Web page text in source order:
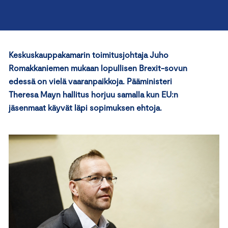
Keskuskauppakamarin toimitusjohtaja Juho
Romakkaniemen mukaan lopullisen Brexit-sovun
edessä on vielä vaaranpaikkoja. Pääministeri
Theresa Mayn hallitus horjuu samalla kun EU:n
jäsenmaat käyvät läpi sopimuksen ehtoja.